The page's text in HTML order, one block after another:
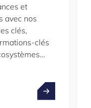
et
avec nos
clés,
clés
Profitez de